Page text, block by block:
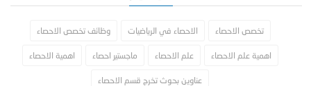
تخصص الاحصاء الاحصاء في الرياضيات وظائف تخصص الاحصاء
اهمية علم الاحصاء علم الاحصاء ماجستير احصاء اهمية الاحصاء
عناوين بحوث تخرج قسم الاحصاء